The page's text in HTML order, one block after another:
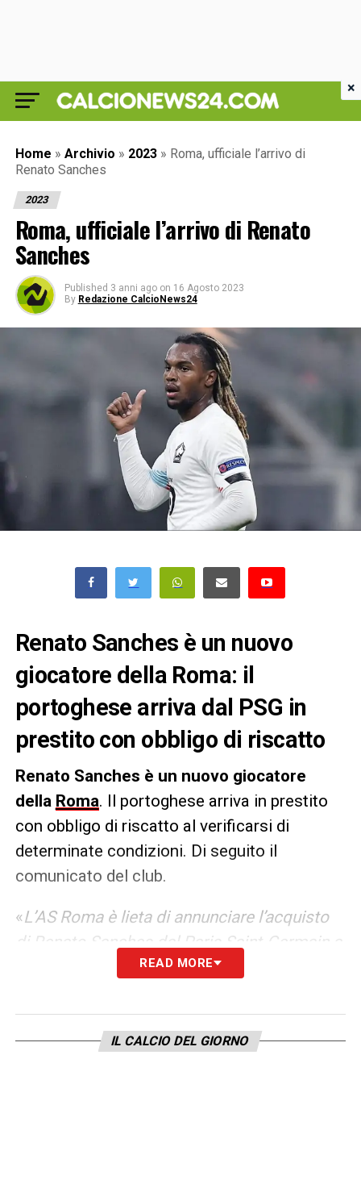
Home » Archivio » 2023 » Roma, ufficiale l’arrivo di
Renato Sanches
2023
Roma, ufficiale l’arrivo di Renato
Sanches
Published 3 anni ago on 16 Agosto 2023
By Redazione CalcioNews24
Renato Sanches è un nuovo
giocatore della Roma: il
portoghese arriva dal PSG in
prestito con obbligo di riscatto
Renato Sanches è un nuovo giocatore
della Roma. Il portoghese arriva in prestito
con obbligo di riscatto al verificarsi di
determinate condizioni. Di seguito il
comunicato del club.
«L’AS Roma è lieta di annunciare l’acquisto
di Renato Sanches dal Paris Saint-Germain a
titolo temporaneo con obbligo di riscatto al
Centrocampista, classe 1997, Renato
Sanches si è laureato campione d’Europa
READ MORE
IL CALCIO DEL GIORNO
×